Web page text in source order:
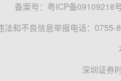
备案号： 粤ICP备09109218
法和不良信息举报电话：0755-
深圳证券